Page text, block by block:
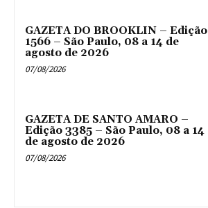
GAZETA DO BROOKLIN – Edição
1566 – São Paulo, 08 a 14 de
agosto de 2026
07/08/2026
GAZETA DE SANTO AMARO –
Edição 3385 – São Paulo, 08 a 14
de agosto de 2026
07/08/2026